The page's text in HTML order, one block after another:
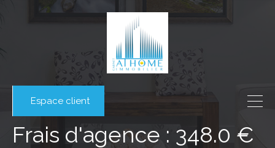
Espace client
Frais d'agence : 348.0 €